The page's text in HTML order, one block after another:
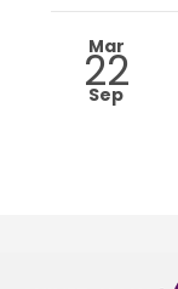
Mar
22
Sep